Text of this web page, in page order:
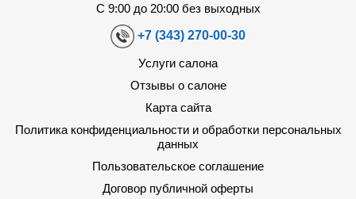
С 9:00 до 20:00 без выходных
+7 (343) 270-00-30
Услуги салона
Отзывы о салоне
Карта сайта
Политика конфиденциальности и обработки персональных
данных
Пользовательское соглашение
Договор публичной оферты